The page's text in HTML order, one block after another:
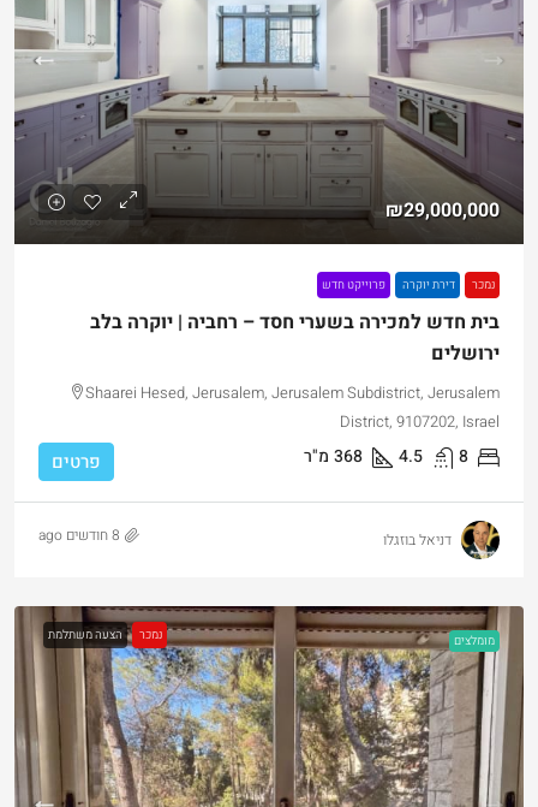
₪29,000,000
נמכר דירת יוקרה פרוייקט חדש
בית חדש למכירה בשערי חסד – רחביה | יוקרה בלב
ירושלים
Shaarei Hesed, Jerusalem, Jerusalem Subdistrict, Jerusalem
District, 9107202, Israel
8
4.5
368 מ"ר פרטים
דניאל בוזגלו 8 חודשים ago
מומלצים נמכר הצעה משתלמת